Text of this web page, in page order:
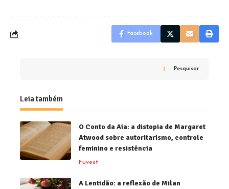
Facebook
Pesquisar
Leia também
O Conto da Aia: a distopia de Margaret
Atwood sobre autoritarismo, controle
feminino e resistência
Fuvest
A Lentidão: a reflexão de Milan